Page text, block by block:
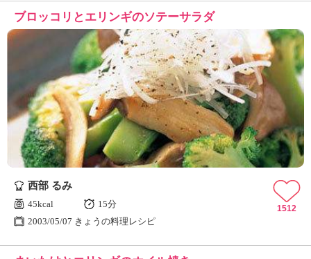
ブロッコリとエリンギのソテーサラダ
西部 るみ
45kcal
15分
2003/05/07 きょうの料理レシピ
1512